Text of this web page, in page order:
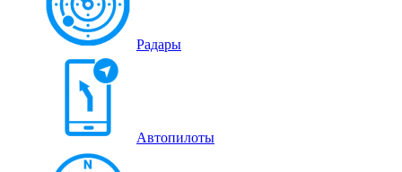
Радары
Автопилоты